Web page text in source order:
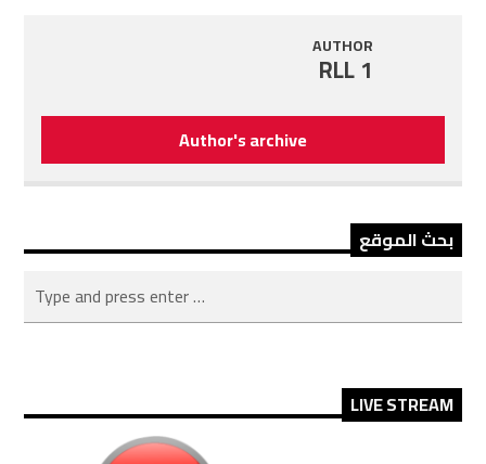
AUTHOR
RLL 1
Author's archive
بحث الموقع
LIVE STREAM